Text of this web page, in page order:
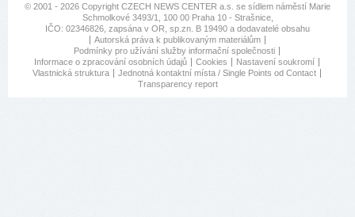
© 2001 - 2026 Copyright CZECH NEWS CENTER a.s. se sídlem náměstí Marie
Schmolkové 3493/1, 100 00 Praha 10 - Strašnice,
IČO: 02346826, zapsána v OR, sp.zn. B 19490 a dodavatelé obsahu
Autorská práva k publikovaným materiálům
Podmínky pro užívání služby informační společnosti
Informace o zpracování osobních údajů
Cookies
Nastavení soukromí
Vlastnická struktura
Jednotná kontaktní místa / Single Points od Contact
Transparency report